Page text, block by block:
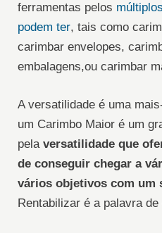
ferramentas pelos
podem ter, tais como
carimbar envelopes,
embalagens,ou carimbar
A versatilidade é uma
um Carimbo Maior é um
pela versatilidade que
de conseguir chegar a
vários objetivos com um
Rentabilizar é a palavra de